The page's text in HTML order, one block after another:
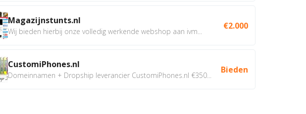
Magazijnstunts.nl
Wij bieden hierbij onze volledig werkende webshop aan ivm...
€2.000
CustomiPhones.nl
Domeinnamen + Dropship leverancier CustomiPhones.nl €350...
Bieden